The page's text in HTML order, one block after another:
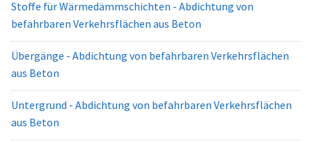
Stoffe für Wärmedämmschichten - Abdichtung von
befahrbaren Verkehrsflächen aus Beton
Übergänge - Abdichtung von befahrbaren Verkehrsflächen
aus Beton
Untergrund - Abdichtung von befahrbaren Verkehrsflächen
aus Beton